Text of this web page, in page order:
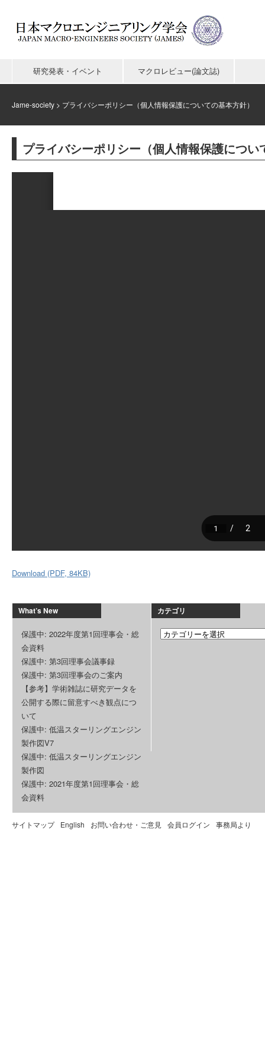
研究発表・イベント マクロレビュー(論文誌)
Jame-society > プライバシーポリシー（個人情報保護についての基本方針）
プライバシーポリシー（個人情報保護につい
Download (PDF, 84KB)
What’s New
保護中: 2022年度第1回理事会・総
会資料
保護中: 第3回理事会議事録
保護中: 第3回理事会のご案内
【参考】学術雑誌に研究データを
公開する際に留意すべき観点につ
いて
保護中: 低温スターリングエンジン
製作図V7
保護中: 低温スターリングエンジン
製作図
保護中: 2021年度第1回理事会・総
会資料
カテゴリ
サイトマップ English お問い合わせ・ご意見 会員ログイン 事務局より